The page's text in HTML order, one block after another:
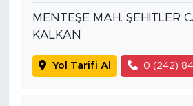
MENTEŞE MAH. ŞEHİTLER
KALKAN
Yol Tarifi Al 0 (242)